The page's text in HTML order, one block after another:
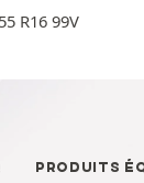
R16 99V
PRODUITS